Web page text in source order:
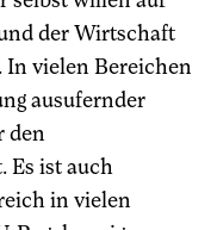
der Wirtschaft
vielen Bereichen
ausufernder
den
Es ist auch
in vielen